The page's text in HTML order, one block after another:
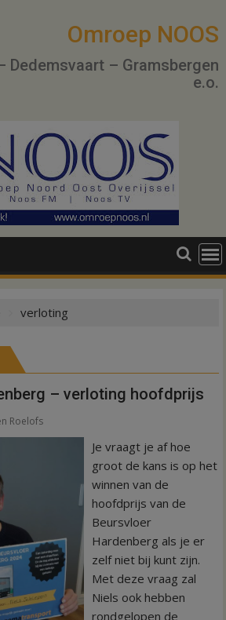
Omroep NOOS
Dedemsvaart – Gramsbergen
e.o.
verloting
– verloting hoofdprijs
Roelofs
Je vraagt je af hoe
groot de kans is op het
winnen van de
hoofdprijs van de
Beursvloer
Hardenberg als je er
zelf niet bij kunt zijn.
Met deze vraag zal
Niels ook hebben
rondgelopen de